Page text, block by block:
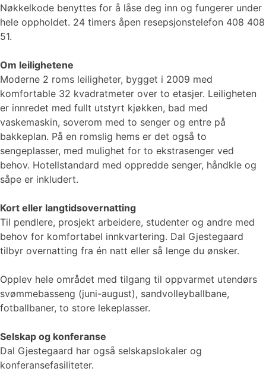
Nøkkelkode benyttes for å låse deg inn og fungerer under
hele oppholdet. 24 timers åpen resepsjonstelefon 408 408
51.
Om leilighetene
Moderne 2 roms leiligheter, bygget i 2009 med
komfortable 32 kvadratmeter over to etasjer. Leiligheten
er innredet med fullt utstyrt kjøkken, bad med
vaskemaskin, soverom med to senger og entre på
bakkeplan. På en romslig hems er det også to
sengeplasser, med mulighet for to ekstrasenger ved
behov. Hotellstandard med oppredde senger, håndkle og
såpe er inkludert.
Kort eller langtidsovernatting
Til pendlere, prosjekt arbeidere, studenter og andre med
behov for komfortabel innkvartering. Dal Gjestegaard
tilbyr overnatting fra én natt eller så lenge du ønsker.
Opplev hele området med tilgang til oppvarmet utendørs
svømmebasseng (juni-august), sandvolleyballbane,
fotballbaner, to store lekeplasser.
Selskap og konferanse
Dal Gjestegaard har også selskapslokaler og
konferansefasiliteter.